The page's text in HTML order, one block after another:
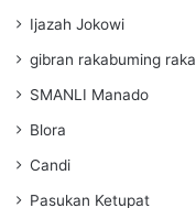
Ijazah Jokowi
gibran rakabuming raka
SMANLI Manado
Blora
Candi
Pasukan Ketupat